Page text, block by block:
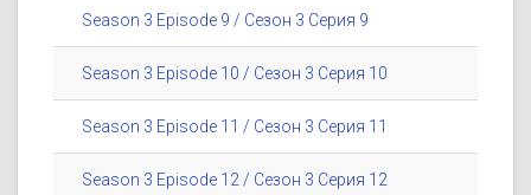
Season 3 Episode 9 / Сезон 3 Серия 9
Season 3 Episode 10 / Сезон 3 Серия 10
Season 3 Episode 11 / Сезон 3 Серия 11
Season 3 Episode 12 / Сезон 3 Серия 12